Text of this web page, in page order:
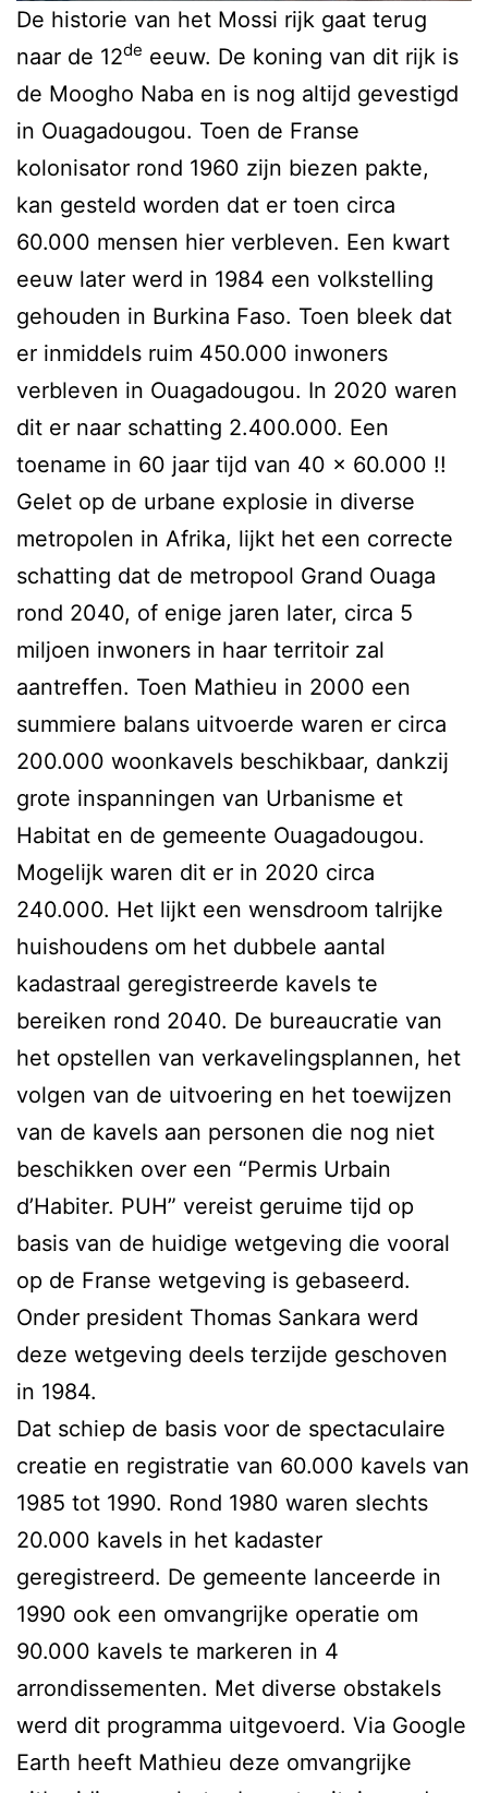
De historie van het Mossi rijk gaat terug
naar de 12de eeuw. De koning van dit rijk is
de Moogho Naba en is nog altijd gevestigd
in Ouagadougou. Toen de Franse
kolonisator rond 1960 zijn biezen pakte,
kan gesteld worden dat er toen circa
60.000 mensen hier verbleven. Een kwart
eeuw later werd in 1984 een volkstelling
gehouden in Burkina Faso. Toen bleek dat
er inmiddels ruim 450.000 inwoners
verbleven in Ouagadougou. In 2020 waren
dit er naar schatting 2.400.000. Een
toename in 60 jaar tijd van 40 x 60.000 !!
Gelet op de urbane explosie in diverse
metropolen in Afrika, lijkt het een correcte
schatting dat de metropool Grand Ouaga
rond 2040, of enige jaren later, circa 5
miljoen inwoners in haar territoir zal
aantreffen. Toen Mathieu in 2000 een
summiere balans uitvoerde waren er circa
200.000 woonkavels beschikbaar, dankzij
grote inspanningen van Urbanisme et
Habitat en de gemeente Ouagadougou.
Mogelijk waren dit er in 2020 circa
240.000. Het lijkt een wensdroom talrijke
huishoudens om het dubbele aantal
kadastraal geregistreerde kavels te
bereiken rond 2040. De bureaucratie van
het opstellen van verkavelingsplannen, het
volgen van de uitvoering en het toewijzen
van de kavels aan personen die nog niet
beschikken over een “Permis Urbain
d’Habiter. PUH” vereist geruime tijd op
basis van de huidige wetgeving die vooral
op de Franse wetgeving is gebaseerd.
Onder president Thomas Sankara werd
deze wetgeving deels terzijde geschoven
in 1984.
Dat schiep de basis voor de spectaculaire
creatie en registratie van 60.000 kavels van
1985 tot 1990. Rond 1980 waren slechts
20.000 kavels in het kadaster
geregistreerd. De gemeente lanceerde in
1990 ook een omvangrijke operatie om
90.000 kavels te markeren in 4
arrondissementen. Met diverse obstakels
werd dit programma uitgevoerd. Via Google
Earth heeft Mathieu deze omvangrijke